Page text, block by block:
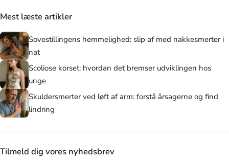
Mest læste artikler
Sovestillingens hemmelighed: slip af med nakkesmerter i
nat
Scoliose korset: hvordan det bremser udviklingen hos
unge
Skuldersmerter ved løft af arm: forstå årsagerne og find
lindring
Tilmeld dig vores nyhedsbrev